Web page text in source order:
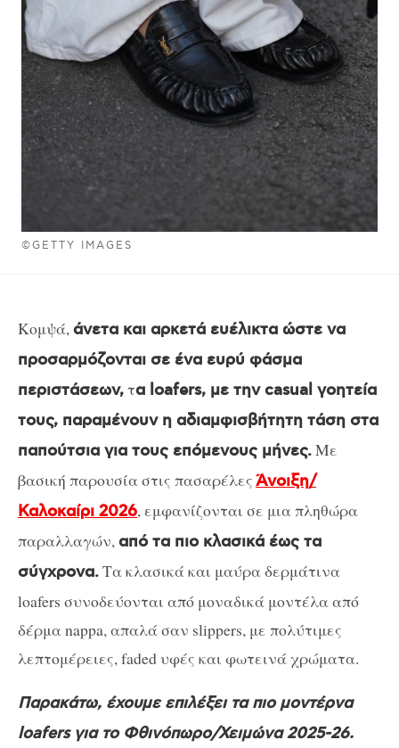
©GETTY IMAGES
Κομψά, άνετα και αρκετά ευέλικτα ώστε να
προσαρμόζονται σε ένα ευρύ φάσμα
περιστάσεων,τα loafers, με την casual γοητεία
τους, παραμένουν η αδιαμφισβήτητη τάση στα
παπούτσια για τους επόμενους μήνες.Με
βασική παρουσία στις πασαρέλεςΆνοιξη/
Καλοκαίρι 2026, εμφανίζονται σε μια πληθώρα
παραλλαγών, από τα πιο κλασικά έως τα
σύγχρονα.Τα κλασικά και μαύρα δερμάτινα
loafers συνοδεύονται από μοναδικά μοντέλα από
δέρμα nappa, απαλά σαν slippers, με πολύτιμες
λεπτομέρειες, faded υφές και φωτεινά χρώματα.
Παρακάτω, έχουμε επιλέξει τα πιο μοντέρνα
loafers για το Φθινόπωρο/Χειμώνα 2025-26.